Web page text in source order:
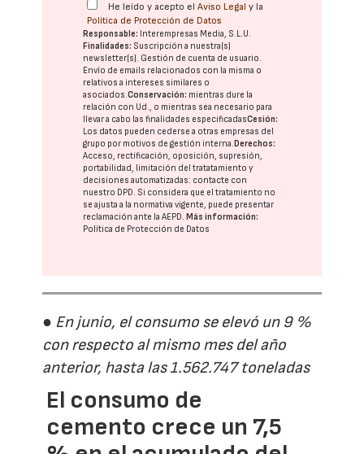
He leído y acepto elAviso Legal y la
Política de Protección de Datos
Responsable: Interempresas Media, S.L.U.
Finalidades: Suscripción a nuestra(s)
newsletter(s). Gestión de cuenta de usuario.
Envío de emails relacionados con la misma o
relativos a intereses similares o
asociados.Conservación: mientras dure la
relación con Ud., o mientras sea necesario para
llevar a cabo las finalidades especificadasCesión:
Los datos pueden cederse a otras empresas del
grupo por motivos de gestión interna. Derechos:
Acceso, rectificación, oposición, supresión,
portabilidad, limitación del tratatamiento y
decisiones automatizadas: contacte con
nuestro DPD. Si considera que el tratamiento no
se ajusta a la normativa vigente, puede presentar
reclamación ante laAEPD. Más información:
Política de Protección de Datos
● En junio, el consumo se elevó un 9 %
con respecto al mismo mes del año
anterior, hasta las 1.562.747 toneladas
El consumo de
cemento crece un 7,5